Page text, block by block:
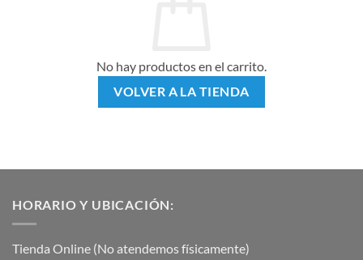
No hay productos en el carrito.
VOLVER A LA TIENDA
HORARIO Y UBICACIÓN:
Tienda Online (No atendemos físicamente)